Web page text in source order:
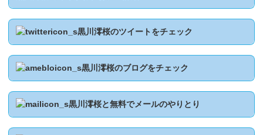
黒川澪桜のツイートをチェック
黒川澪桜のブログをチェック
黒川澪桜と無料でメールのやりとり